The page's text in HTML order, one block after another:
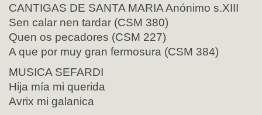
CANTIGAS DE SANTA MARIA Anónimo s.XIII
Sen calar nen tardar (CSM 380)
Quen os pecadores (CSM 227)
A que por muy gran fermosura (CSM 384)
MUSICA SEFARDI
Hija mía mi querida
Avrix mi galanica